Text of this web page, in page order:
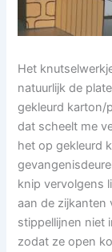
Het
natuurlijk de
gekleurd karton/
dat scheelt me
het op gekleurd
knip vervolgens
aan de zijkanten
stippellijnen niet
zodat ze open